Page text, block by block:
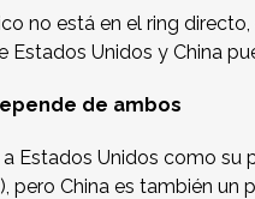
no está en el ring
Estados Unidos y China
de ambos
Estados Unidos como su
pero China es también